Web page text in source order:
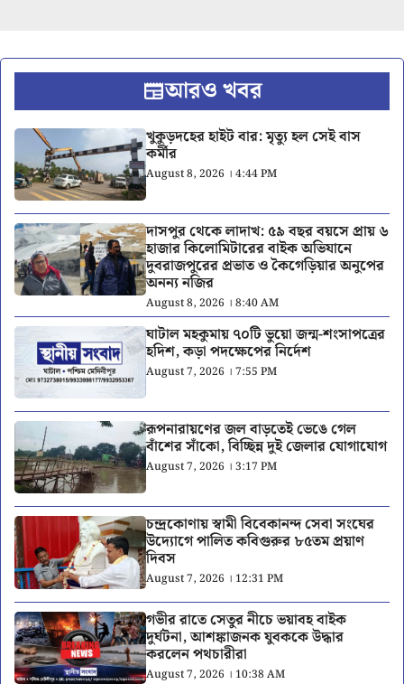
আরও খবর
খুকুড়দহের হাইট বার: মৃত্যু হল সেই বাস
কর্মীর
August 8, 2026 । 4:44 PM
দাসপুর থেকে লাদাখ: ৫৯ বছর বয়সে প্রায় ৬
হাজার কিলোমিটারের বাইক অভিযানে
দুবরাজপুরের প্রভাত ও কৈগেড়িয়ার অনুপের
অনন্য নজির
August 8, 2026 । 8:40 AM
ঘাটাল মহকুমায় ৭০টি ভুয়ো জন্ম-শংসাপত্রের
হদিশ, কড়া পদক্ষেপের নির্দেশ
August 7, 2026 । 7:55 PM
রূপনারায়ণের জল বাড়তেই ভেঙে গেল
বাঁশের সাঁকো, বিচ্ছিন্ন দুই জেলার যোগাযোগ
August 7, 2026 । 3:17 PM
চন্দ্রকোণায় স্বামী বিবেকানন্দ সেবা সংঘের
উদ্যোগে পালিত কবিগুরুর ৮৫তম প্রয়াণ
দিবস
August 7, 2026 । 12:31 PM
গভীর রাতে সেতুর নীচে ভয়াবহ বাইক
দুর্ঘটনা, আশঙ্কাজনক যুবককে উদ্ধার
করলেন পথচারীরা
August 7, 2026 । 10:38 AM